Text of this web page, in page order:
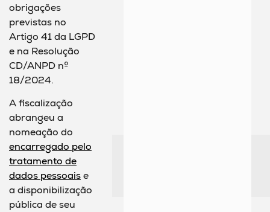
obrigações
previstas no
Artigo 41 da LGPD
e na Resolução
CD/ANPD nº
18/2024.
A fiscalização
abrangeu a
nomeação do
encarregado pelo
tratamento de
dados pessoaise
a disponibilização
pública de seu